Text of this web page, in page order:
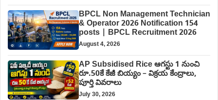
BPCL Non Management Technician
& Operator 2026 Notification 154
posts | BPCL Recruitment 2026
August 4, 2026
AP Subsidised Rice ఆగస్టు 1 నుంచి
రూ.50కే కేజీ బియ్యం – విక్రయ కేంద్రాలు,
పూర్తి వివరాలు
July 30, 2026